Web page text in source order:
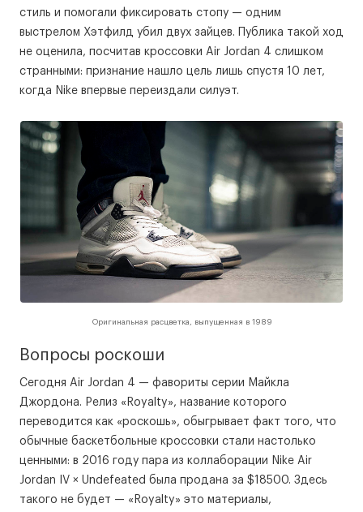
стиль и помогали фиксировать стопу — одним
выстрелом Хэтфилд убил двух зайцев. Публика такой ход
не оценила, посчитав кроссовки Air Jordan 4 слишком
странными: признание нашло цель лишь спустя 10 лет,
когда Nike впервые переиздали силуэт.
Оригинальная расцветка, выпущенная в 1989
Вопросы роскоши
Сегодня Air Jordan 4 — фавориты серии Майкла
Джордона. Релиз «Royalty», название которого
переводится как «роскошь», обыгрывает факт того, что
обычные баскетбольные кроссовки стали настолько
ценными: в 2016 году пара из коллаборации Nike Air
Jordan IV × Undefeated была продана за $18500. Здесь
такого не будет — «Royalty» это материалы,